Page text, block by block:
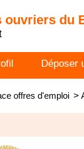
ouvriers du
Déposer
offres d'emploi >